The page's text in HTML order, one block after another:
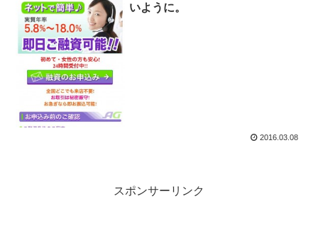
いように。
2016.03.08
スポンサーリンク